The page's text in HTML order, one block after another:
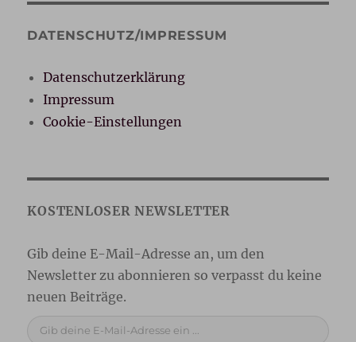
DATENSCHUTZ/IMPRESSUM
Datenschutzerklärung
Impressum
Cookie-Einstellungen